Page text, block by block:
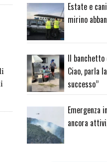
Estate e
mirino
Il
Ciao, parla
successo”
Emergenza
ancora